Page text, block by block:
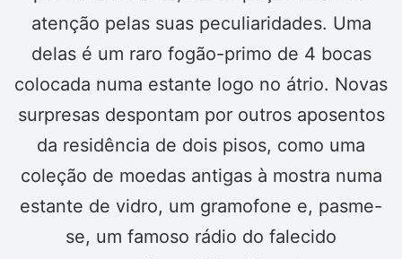
atenção pelas suas peculiaridades. Uma
delas é um raro fogão-primo de 4 bocas
colocada numa estante logo no átrio. Novas
surpresas despontam por outros aposentos
da residência de dois pisos, como uma
coleção de moedas antigas à mostra numa
estante de vidro, um gramofone e, pasme-
se, um famoso rádio do falecido